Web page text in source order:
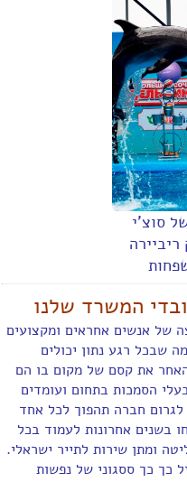
סוצ'י
המשרד שלנו
של אנשים אחראים ומקצועים
שבכל רגע נתון יכולים
את קסם של מקום בו הם
הסמכות בתחום ועומדים
חברה תהפוך לכל אחד
בשנים אחרונות לעמוד בכל
ומתן שירות לתייר ישראלי.
כך כך ססגוני של נפשות